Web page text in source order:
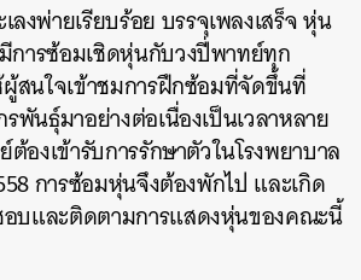
ลงพ่ายเรียบร้อย บรรจุเพลงเสร็จ หุ่น
ารซ้อมเชิดหุ่นกับวงปี่พาทย์ทุก
สนใจเข้าชมการฝึกซ้อมที่จัดขึ้นที่
พันธุ์มาอย่างต่อเนื่องเป็นเวลาหลาย
องเข้ารับการรักษาตัวในโรงพยาบาล
การซ้อมหุ่นจึงต้องพักไป และเกิด
บและติดตามการแสดงหุ่นของคณะนี้